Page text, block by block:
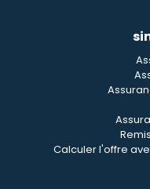
Calculer l'offre